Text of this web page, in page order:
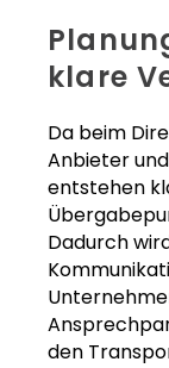
klare
Da beim
Anbieter
entstehen
Dadurch
den